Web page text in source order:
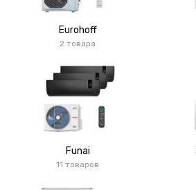
Eurohoff
2 товара
Funai
11 товаров